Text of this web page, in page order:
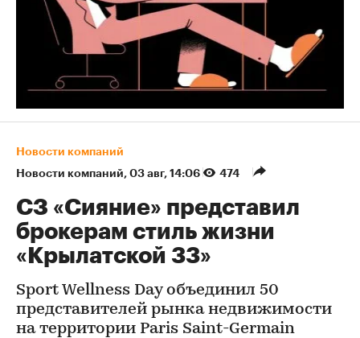
Новости компаний
Новости компаний⁠, 03 авг, 14:06 474
СЗ «Сияние» представил
брокерам стиль жизни
«Крылатской 33»
Sport Wellness Day объединил 50
представителей рынка недвижимости
на территории Paris Saint-Germain